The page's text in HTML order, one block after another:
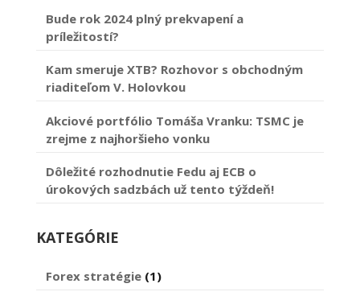
Bude rok 2024 plný prekvapení a
príležitostí?
Kam smeruje XTB? Rozhovor s obchodným
riaditeľom V. Holovkou
Akciové portfólio Tomáša Vranku: TSMC je
zrejme z najhoršieho vonku
Dôležité rozhodnutie Fedu aj ECB o
úrokových sadzbách už tento týždeň!
KATEGÓRIE
Forex stratégie(1)